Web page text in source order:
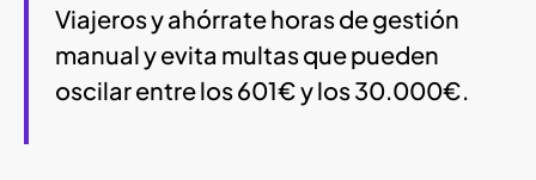
Viajeros y ahórrate horas de gestión
manual y evita multas que pueden
oscilar entre los 601€ y los 30.000€.